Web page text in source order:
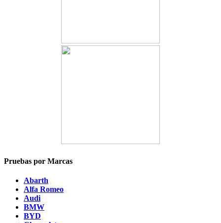
Pruebas por Marcas
Abarth
Alfa Romeo
Audi
BMW
BYD